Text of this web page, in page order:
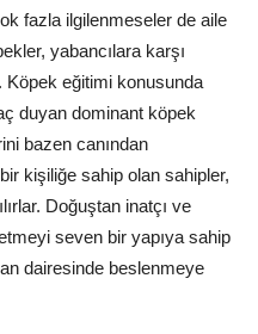
fazla ilgilenmeseler de aile
yabancılara karşı
Köpek eğitimi konusunda
duyan dominant köpek
bazen canından
kişiliğe sahip olan sahipler,
Doğuştan inatçı ve
seven bir yapıya sahip
dairesinde beslenmeye